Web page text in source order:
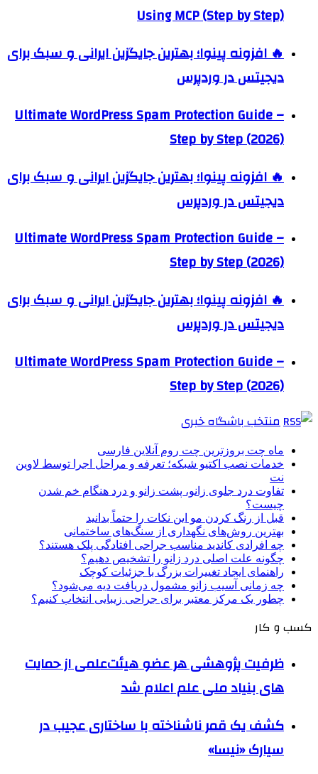
Using MCP (Step by Step)
🔥 افزونه پینوا؛ بهترین جایگزین ایرانی و سبک برای
دیجیتس در وردپرس
Ultimate WordPress Spam Protection Guide –
Step by Step (2026)
🔥 افزونه پینوا؛ بهترین جایگزین ایرانی و سبک برای
دیجیتس در وردپرس
Ultimate WordPress Spam Protection Guide –
Step by Step (2026)
🔥 افزونه پینوا؛ بهترین جایگزین ایرانی و سبک برای
دیجیتس در وردپرس
Ultimate WordPress Spam Protection Guide –
Step by Step (2026)
منتخب باشگاه خبری
ماه چت بروزترین چت روم آنلاین فارسی
خدمات نصب اکتیو شبکه؛ تعرفه و مراحل اجرا توسط لاوین
نت
تفاوت درد جلوی زانو، پشت زانو و درد هنگام خم شدن
چیست؟
قبل از رنگ کردن مو این نکات را حتماً بدانید
بهترین روش‌های نگهداری از سنگ‌های ساختمانی
چه افرادی کاندید مناسب جراحی افتادگی پلک هستند؟
چگونه علت اصلی درد زانو را تشخیص دهیم؟
راهنمای ایجاد تغییرات بزرگ با جزئیات کوچک
چه زمانی آسیب زانو مشمول دریافت دیه می‌شود؟
چطور یک مرکز معتبر برای جراحی زیبایی انتخاب کنیم؟
کسب و کار
ظرفیت پژوهشی هر عضو هیئت‌علمی از حمایت
های بنیاد ملی علم اعلام شد
کشف یک قمر ناشناخته با ساختاری عجیب در
سیارک «نیسا»